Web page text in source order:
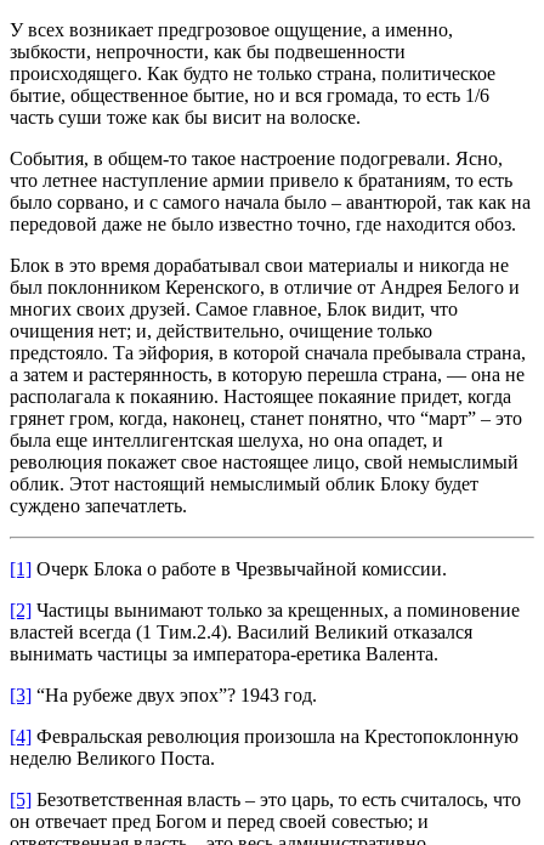
У всех возникает предгрозовое ощущение, а именно,
зыбкости, непрочности, как бы подвешенности
происходящего. Как будто не только страна, политическое
бытие, общественное бытие, но и вся громада, то есть 1/6
часть суши тоже как бы висит на волоске.
События, в общем-то такое настроение подогревали. Ясно,
что летнее наступление армии привело к братаниям, то есть
было сорвано, и с самого начала было – авантюрой, так как на
передовой даже не было известно точно, где находится обоз.
Блок в это время дорабатывал свои материалы и никогда не
был поклонником Керенского, в отличие от Андрея Белого и
многих своих друзей. Самое главное, Блок видит, что
очищения нет; и, действительно, очищение только
предстояло. Та эйфория, в которой сначала пребывала страна,
а затем и растерянность, в которую перешла страна, — она не
располагала к покаянию. Настоящее покаяние придет, когда
грянет гром, когда, наконец, станет понятно, что “март” – это
была еще интеллигентская шелуха, но она опадет, и
революция покажет свое настоящее лицо, свой немыслимый
облик. Этот настоящий немыслимый облик Блоку будет
суждено запечатлеть.
[1] Очерк Блока о работе в Чрезвычайной комиссии.
[2] Частицы вынимают только за крещенных, а поминовение
властей всегда (1 Тим.2.4). Василий Великий отказался
вынимать частицы за императора‑еретика Валента.
[3] “На рубеже двух эпох”? 1943 год.
[4] Февральская революция произошла на Крестопоклонную
неделю Великого Поста.
[5] Безответственная власть – это царь, то есть считалось, что
он отвечает пред Богом и перед своей совестью; и